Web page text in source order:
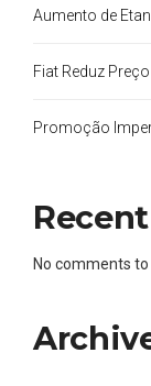
Aumento de
Fiat Reduz
Promoção
No comments to